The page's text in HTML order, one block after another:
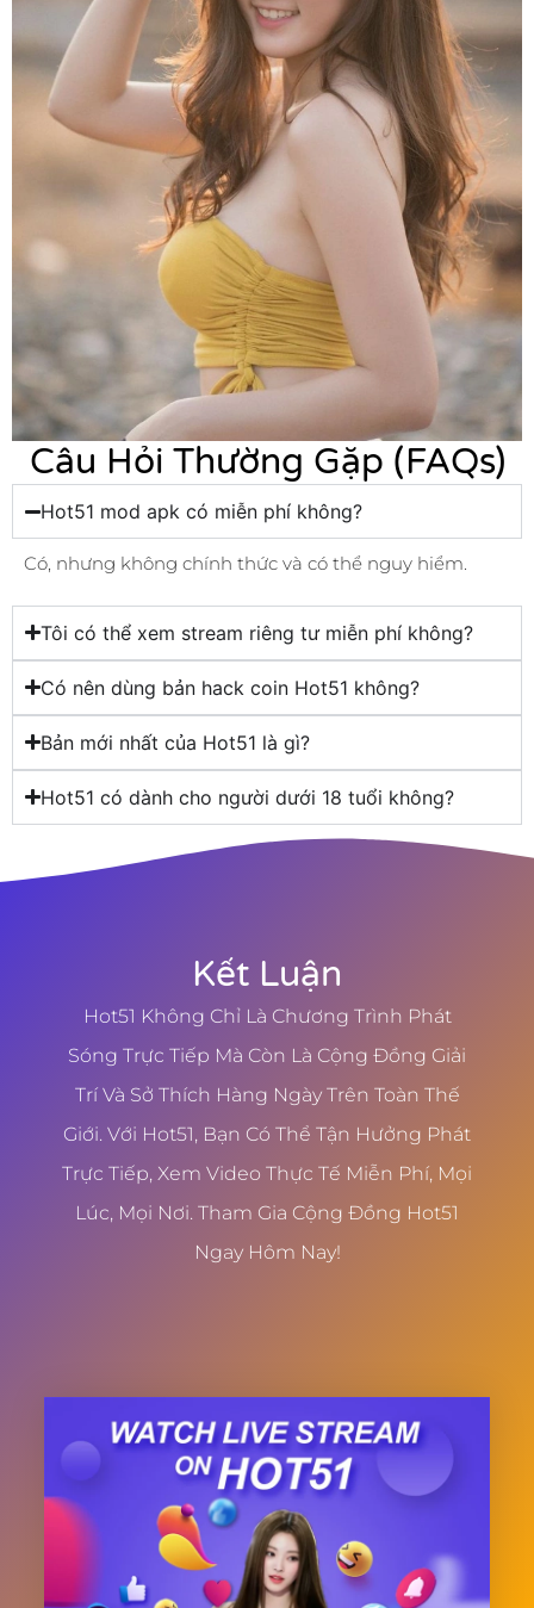
Câu Hỏi Thường Gặp (FAQs)
Hot51 mod apk có miễn phí không?
Có, nhưng không chính thức và có thể nguy hiểm.
Tôi có thể xem stream riêng tư miễn phí không?
Có nên dùng bản hack coin Hot51 không?
Bản mới nhất của Hot51 là gì?
Hot51 có dành cho người dưới 18 tuổi không?
Kết Luận
Hot51 Không Chỉ Là Chương Trình Phát
Sóng Trực Tiếp Mà Còn Là Cộng Đồng Giải
Trí Và Sở Thích Hàng Ngày Trên Toàn Thế
Giới. Với Hot51, Bạn Có Thể Tận Hưởng Phát
Trực Tiếp, Xem Video Thực Tế Miễn Phí, Mọi
Lúc, Mọi Nơi. Tham Gia Cộng Đồng Hot51
Ngay Hôm Nay!